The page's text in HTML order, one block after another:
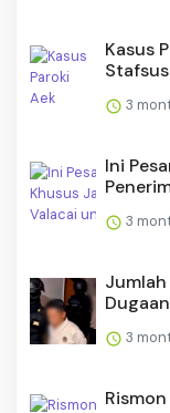
Kasus
3
Ini
3
3